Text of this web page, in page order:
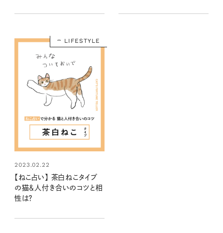
LIFESTYLE
2023.02.22
【ねこ占い】 茶白ねこタイプ
の猫＆人付き合いのコツと相
性は？